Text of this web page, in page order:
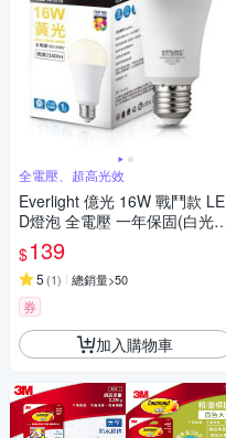
全電壓、超高光效
Everlight 億光 16W 戰鬥款 LE
D燈泡 全電壓 一年保固(白光/
黃光/自然光)
$139
5 (1) 總銷量>50
券
加入購物車